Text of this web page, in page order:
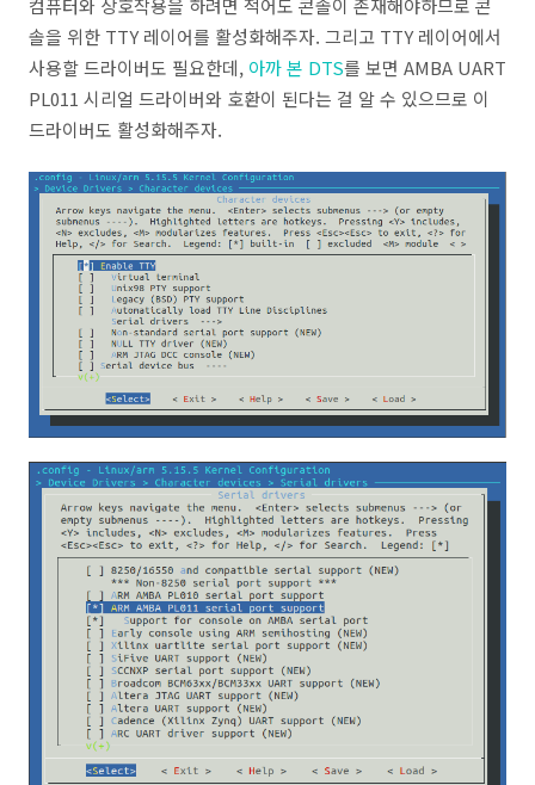
컴퓨터와 상호작용을 하려면 적어도 콘솔이 존재해야하므로 콘
솔을 위한 TTY 레이어를 활성화해주자. 그리고 TTY 레이어에서
사용할 드라이버도 필요한데, 아까 본 DTS를 보면 AMBA UART
PL011 시리얼 드라이버와 호환이 된다는 걸 알 수 있으므로 이
드라이버도 활성화해주자.